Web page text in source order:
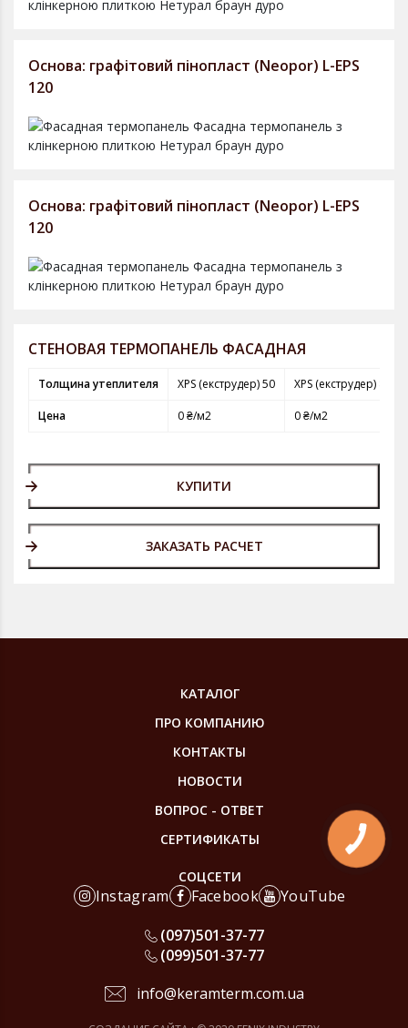
Основа: графітовий пінопласт (Neopor) L-EPS
120
Основа: графітовий пінопласт (Neopor) L-EPS
120
СТЕНОВАЯ ТЕРМОПАНЕЛЬ ФАСАДНАЯ
Толщина утеплителя XPS (екструдер) 50 XPS (екструдер) 80
Цена 0 ₴/м2 0 ₴/м2
КУПИТИ
ЗАКАЗАТЬ РАСЧЕТ
КАТАЛОГ
ПРО КОМПАНИЮ
КОНТАКТЫ
НОВОСТИ
ВОПРОС - ОТВЕТ
СЕРТИФИКАТЫ
СОЦСЕТИ
Instagram Facebook YouTube
info@keramterm.com.ua
(097)501-37-77
(099)501-37-77
КНОПКА
ЗВ'ЯЗКУ